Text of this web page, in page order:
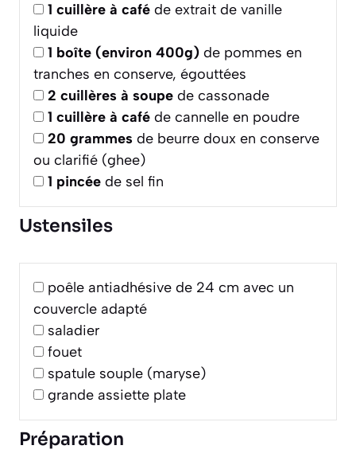
1 cuillère à café de extrait de vanille
liquide
1 boîte (environ 400g) de pommes en
tranches en conserve, égouttées
2 cuillères à soupe de cassonade
1 cuillère à café de cannelle en poudre
20 grammes de beurre doux en conserve
ou clarifié (ghee)
1 pincée de sel fin
Ustensiles
poêle antiadhésive de 24 cm avec un
couvercle adapté
saladier
fouet
spatule souple (maryse)
grande assiette plate
Préparation